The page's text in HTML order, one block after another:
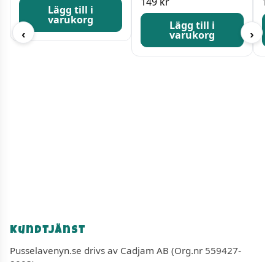
‹
Lägg till i
varukorg
Lägg till i
varukorg ›
Kundtjänst
Pusselavenyn.se drivs av Cadjam AB (Org.nr 559427-